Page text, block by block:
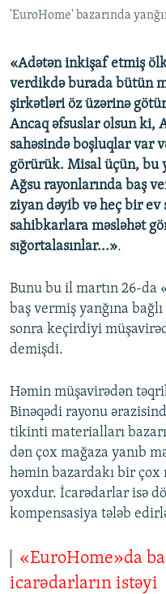
BIZIMLƏ ƏLAQƏ
'EuroHome' bazarında
«Adətən inkişaf etmiş
verdikdə burada bütün
şirkətləri öz üzərinə
Ancaq əfsuslar olsun ki,
sahəsində boşluqlar var
görürük. Misal üçün, bu
Ağsu rayonlarında baş
ziyan dəyib və heç bir ev
sahibkarlara məsləhət
sığortalasınlar...».
Bunu bu il martın 26-da
baş vermiş yanğına
sonra keçirdiyi
demişdi.
Həmin müşavirədən
Binəqədi rayonu
tikinti materialları
dən çox mağaza yanıb
həmin bazardakı bir çox
yoxdur. İcarədarlar isə
kompensasiya tələb
«EuroHome»da
icarədarların istəyi